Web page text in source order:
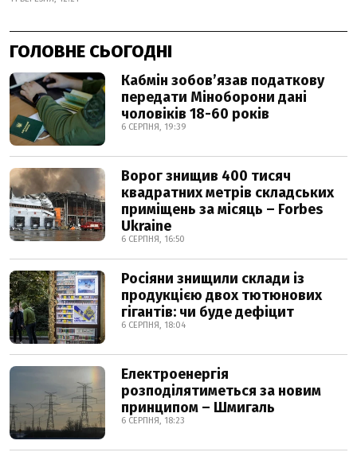
ГОЛОВНЕ СЬОГОДНІ
Кабмін зобовʼязав податкову
передати Міноборони дані
чоловіків 18-60 років
6 СЕРПНЯ, 19:39
Ворог знищив 400 тисяч
квадратних метрів складських
приміщень за місяць – Forbes
Ukraine
6 СЕРПНЯ, 16:50
Росіяни знищили склади із
продукцією двох тютюнових
гігантів: чи буде дефіцит
6 СЕРПНЯ, 18:04
Електроенергія
розподілятиметься за новим
принципом – Шмигаль
6 СЕРПНЯ, 18:23